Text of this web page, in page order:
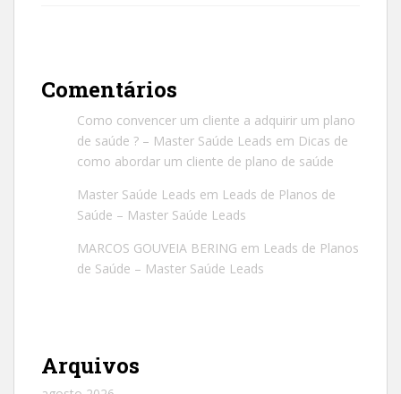
Comentários
Como convencer um cliente a adquirir um plano
de saúde ? – Master Saúde Leads em Dicas de
como abordar um cliente de plano de saúde
Master Saúde Leads em Leads de Planos de
Saúde – Master Saúde Leads
MARCOS GOUVEIA BERING em Leads de Planos
de Saúde – Master Saúde Leads
Arquivos